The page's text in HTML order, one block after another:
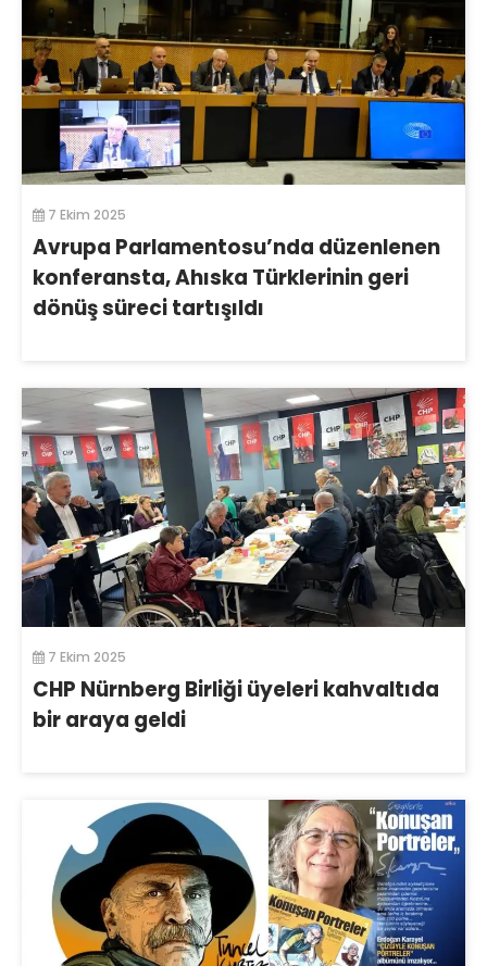
7 Ekim 2025
Avrupa Parlamentosu’nda düzenlenen
konferansta, Ahıska Türklerinin geri
dönüş süreci tartışıldı
7 Ekim 2025
CHP Nürnberg Birliği üyeleri kahvaltıda
bir araya geldi